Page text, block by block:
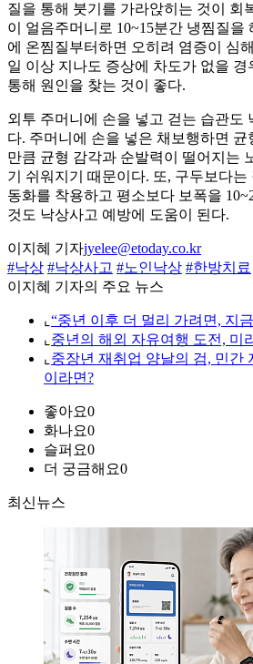
질을 통해 붓기를 가라앉히는 것이 회
이 얼음주머니로 10~15분간 냉찜질을
에 온찜질부터하면 오히려 염증이 심
일 이상 지나도 증상에 차도가 없을
통해 원인을 찾는 것이 좋다.
외투 주머니에 손을 넣고 걷는 습관도
다. 주머니에 손을 넣은 채보행하면
만큼 균형 감각과 순발력이 떨어지는
기 쉬워지기 때문이다. 또, 구두보다
동화를 착용하고 평소보다 보폭을
것도 낙상사고 예방에 도움이 된다.
이지혜 기자jyelee@etoday.co.kr
#낙상 #낙상사고 #노인낙상 #한방치료
이지혜 기자의 주요 뉴스
⌞ “중년 이후 더 멀리 가려면, 지
⌞ 중년의 해외 자유여행 도전, 미
⌞ 중장년 재취업 양날의 검, 민간
이라면?
좋아요0
화나요0
슬퍼요0
더 궁금해요0
최신뉴스